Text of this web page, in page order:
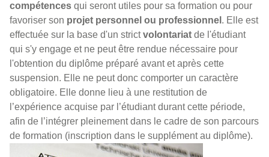
compétences qui seront utiles pour sa formation ou pour
favoriser son projet personnel ou professionnel . Elle est
effectuée sur la base d'un strictvolontariat de l'étudiant
qui s'y engage et ne peut être rendue nécessaire pour
l'obtention du diplôme préparé avant et après cette
suspension. Elle ne peut donc comporter un caractère
obligatoire. Elle donne lieu à une restitution de
l’expérience acquise par l’étudiant durant cette période,
afin de l’intégrer pleinement dans le cadre de son parcours
de formation (inscription dans le supplément au diplôme).